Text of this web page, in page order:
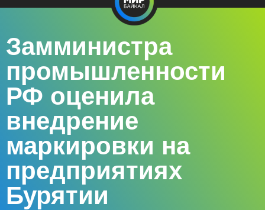
Замминистра
промышленности
РФ оценила
внедрение
маркировки на
предприятиях
Бурятии